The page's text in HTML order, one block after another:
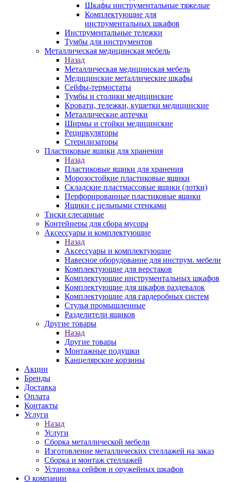
Шкафы инструментальные тяжелые
Комплектующие для
инструментальных шкафов
Инструментальные тележки
Тумбы для инструментов
Металлическая медицинская мебель
Назад
Металлическая медицинская мебель
Медицинские металлические шкафы
Сейфы-термостаты
Тумбы и столики медицинские
Кровати, тележки, кушетки медицинские
Металлические аптечки
Ширмы и стойки медицинские
Рециркуляторы
Стерилизаторы
Пластиковые ящики для хранения
Назад
Пластиковые ящики для хранения
Морозостойкие пластиковые ящики
Складские пластмассовые ящики (лотки)
Перфорированные пластиковые ящики
Ящики с цельными стенками
Тиски слесарные
Контейнеры для сбора мусора
Аксессуары и комплектующие
Назад
Аксессуары и комплектующие
Навесное оборудование для инструм. мебели
Комплектующие для верстаков
Комплектующие инструментальных шкафов
Комплектующие для шкафов раздевалок
Комплектующие для гардеробных систем
Стулья промышленные
Разделители ящиков
Другие товары
Назад
Другие товары
Монтажные подушки
Канцелярские корзины
Акции
Бренды
Доставка
Оплата
Контакты
Услуги
Назад
Услуги
Сборка металлической мебели
Изготовление металлических стеллажей на заказ
Сборка и монтаж стеллажей
Установка сейфов и оружейных шкафов
О компании